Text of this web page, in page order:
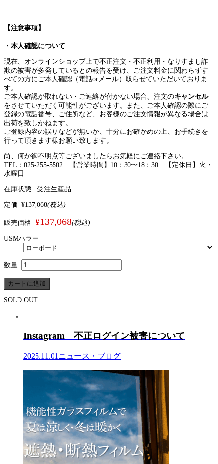
【注意事項】
・本人確認について
現在、オンラインショップ上で不正注文・不正利用・なりすまし詐
欺の被害が多発しているとの報告を受け、ご注文料金に関わらずす
べての方にご本人確認（電話orメール）取らせていただいておりま
す。
ご本人確認が取れない・ご連絡が付かない場合、注文のキャンセル
をさせていただく可能性がございます。また、ご本人確認の際にご
登録の電話番号、ご住所など、お客様のご注文情報が異なる場合は
出荷を致しかねます。
ご登録内容の誤りなどが無いか、十分にお確かめの上、お手続きを
行って頂きます様お願い致します。
尚、何か御不明点等ございましたらお気軽にご連絡下さい。
TEL：025-255-5502 【営業時間】10：30〜18：30 【定休日】火・
水曜日
在庫状態 : 受注生産品
定価 ¥137,068(税込)
販売価格 ¥137,068(税込)
USMハラー
数量
SOLD OUT
Instagram 不正ログイン被害について
2025.11.01 ニュース・ブログ